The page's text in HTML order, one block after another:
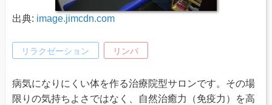
出典: image.jimcdn.com
リラクゼーション リンパ
病気になりにくい体を作る治療院型サロンです。その場
限りの気持ちよさではなく、自然治癒力（免疫力）を高